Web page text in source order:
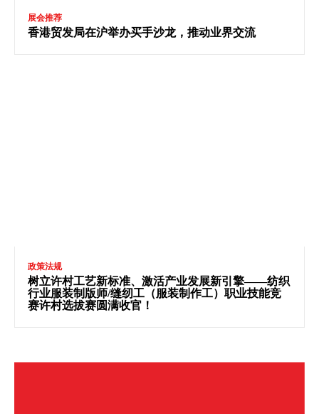
展会推荐
香港贸发局在沪举办买手沙龙，推动业界交流
政策法规
树立许村工艺新标准、激活产业发展新引擎——纺织
行业服装制版师/缝纫工（服装制作工）职业技能竞
赛许村选拔赛圆满收官！